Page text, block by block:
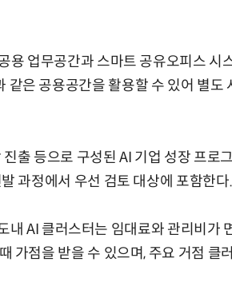
용 업무공간과 스마트 공유오피스 시
같은 공용공간을 활용할 수 있어 별도
출 등으로 구성된 AI 기업 성장 프로
과정에서 우선 검토 대상에 포함한다.
내 AI 클러스터는 임대료와 관리비가
가점을 받을 수 있으며, 주요 거점 클